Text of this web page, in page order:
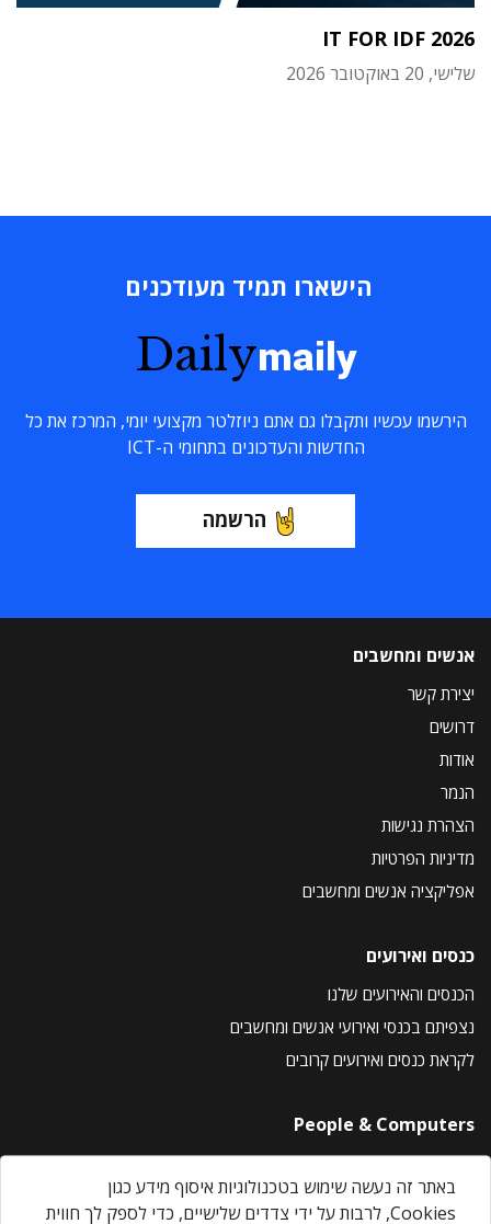
IT FOR IDF 2026
שלישי, 20 באוקטובר 2026
הישארו תמיד מעודכנים
Dailymaily
הירשמו עכשיו ותקבלו גם אתם ניוזלטר מקצועי יומי, המרכז את כל
החדשות והעדכונים בתחומי ה-ICT
הרשמה
אנשים ומחשבים
יצירת קשר
דרושים
אודות
הנמר
הצהרת נגישות
מדיניות הפרטיות
אפליקציה אנשים ומחשבים
כנסים ואירועים
הכנסים והאירועים שלנו
נצפיתם בכנסי ואירועי אנשים ומחשבים
לקראת כנסים ואירועים קרובים
People & Computers
About Us
Privacy Policy
באתר זה נעשה שימוש בטכנולוגיות איסוף מידע כגון
Cookies, לרבות על ידי צדדים שלישיים, כדי לספק לך חווית